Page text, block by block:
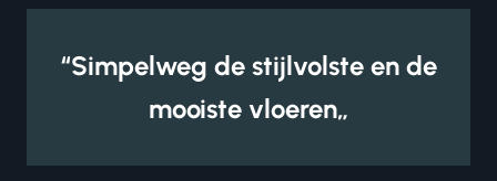
“Simpelweg de stijlvolste en de
mooiste vloeren„